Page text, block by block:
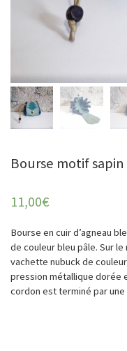
Bourse motif sapin
11,00€
Bourse en cuir d’agneau
de couleur bleu pâle. Sur
vachette nubuck de
pression métallique dorée
cordon est terminé par